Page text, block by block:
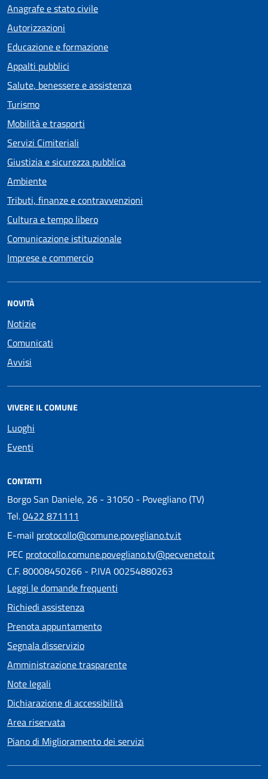
Anagrafe e stato civile
Autorizzazioni
Educazione e formazione
Appalti pubblici
Salute, benessere e assistenza
Turismo
Mobilità e trasporti
Servizi Cimiteriali
Giustizia e sicurezza pubblica
Ambiente
Tributi, finanze e contravvenzioni
Cultura e tempo libero
Comunicazione istituzionale
Imprese e commercio
NOVITÀ
Notizie
Comunicati
Avvisi
VIVERE IL COMUNE
Luoghi
Eventi
CONTATTI
Borgo San Daniele, 26 - 31050 - Povegliano (TV)
Tel.0422 871111
E-mail protocollo@comune.povegliano.tv.it
PEC protocollo.comune.povegliano.tv@pecveneto.it
C.F. 80008450266 - P.IVA 00254880263
Leggi le domande frequenti
Richiedi assistenza
Prenota appuntamento
Segnala disservizio
Amministrazione trasparente
Note legali
Dichiarazione di accessibilità
Area riservata
Piano di Miglioramento dei servizi